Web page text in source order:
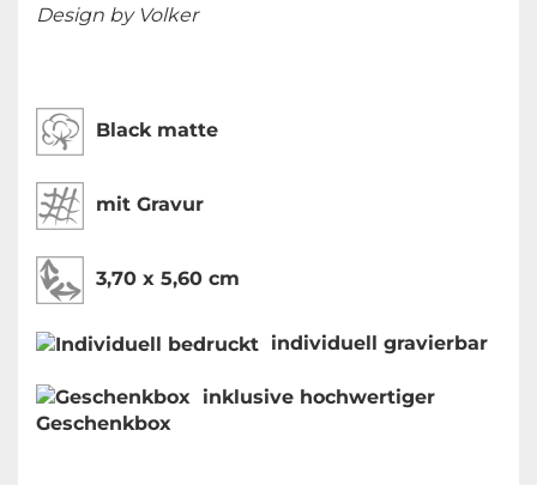
Design by Volker
Black matte
mit Gravur
3,70 x 5,60 cm
individuell gravierbar
inklusive hochwertiger
Geschenkbox